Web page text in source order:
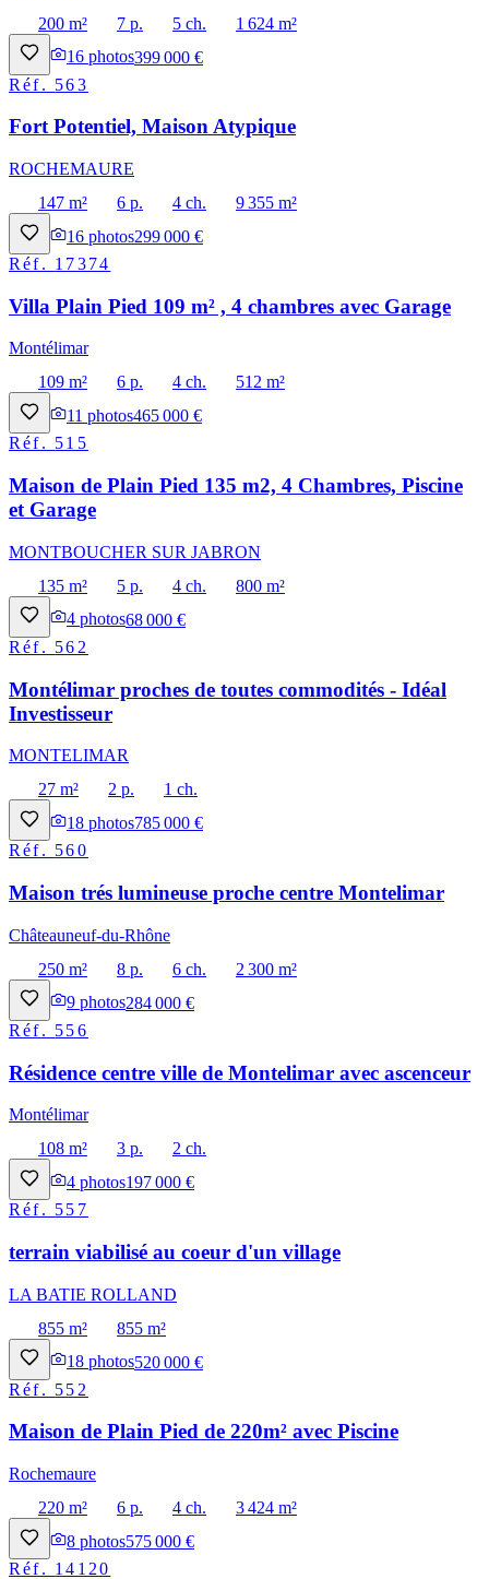
200 m²
7 p. 5 ch.
1 624 m²
16 photos399 000 €
Réf. 563
Fort Potentiel, Maison Atypique
ROCHEMAURE
147 m²
6 p. 4 ch.
9 355 m²
16 photos299 000 €
Réf. 17374
Villa Plain Pied 109 m² , 4 chambres avec Garage
Montélimar
109 m²
6 p. 4 ch.
512 m²
11 photos465 000 €
Réf. 515
Maison de Plain Pied 135 m2, 4 Chambres, Piscine
et Garage
MONTBOUCHER SUR JABRON
135 m²
5 p. 4 ch.
800 m²
4 photos68 000 €
Réf. 562
Montélimar proches de toutes commodités - Idéal
Investisseur
MONTELIMAR
27 m²
2 p.
1 ch.
18 photos785 000 €
Réf. 560
Maison trés lumineuse proche centre Montelimar
Châteauneuf-du-Rhône
250 m²
8 p. 6 ch.
2 300 m²
9 photos284 000 €
Réf. 556
Résidence centre ville de Montelimar avec ascenceur
Montélimar
108 m²
3 p.
2 ch.
4 photos197 000 €
Réf. 557
terrain viabilisé au coeur d'un village
LA BATIE ROLLAND
855 m²
855 m²
18 photos520 000 €
Réf. 552
Maison de Plain Pied de 220m² avec Piscine
Rochemaure
220 m²
6 p. 4 ch.
3 424 m²
8 photos575 000 €
Réf. 14120